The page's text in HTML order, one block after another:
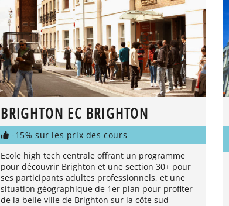
BRIGHTON EC BRIGHTON
-15% sur les prix des cours
Ecole high tech centrale offrant un programme
pour découvrir Brighton et une section 30+ pour
ses participants adultes professionnels, et une
situation géographique de 1er plan pour profiter
de la belle ville de Brighton sur la côte sud